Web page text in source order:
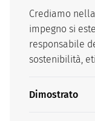
Crediamo
impegno si
responsabile
sostenibilità,
Dimostrato